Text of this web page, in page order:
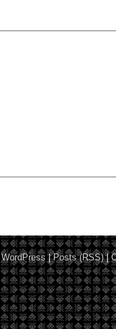
WordPress |Posts (RSS)|